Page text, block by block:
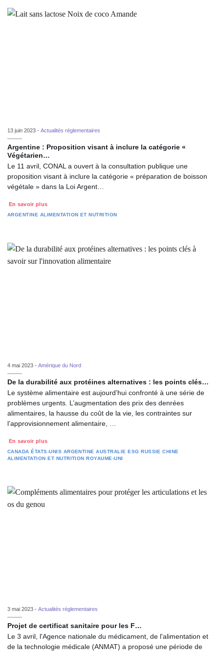
13 juin 2023 - Actualités réglementaires
Argentine : Proposition visant à inclure la catégorie «
Végétarien…
Le 11 avril, CONAL a ouvert à la consultation publique une
proposition visant à inclure la catégorie « préparation de boisson
végétale » dans la Loi Argent…
En savoir plus
ARGENTINE ALIMENTATION ET NUTRITION
4 mai 2023 - Amérique du Nord
De la durabilité aux protéines alternatives : les points clés…
Le système alimentaire est aujourd’hui confronté à une série de
problèmes urgents. L’augmentation des prix des denrées
alimentaires, la hausse du coût de la vie, les contraintes sur
l’approvisionnement alimentaire, …
En savoir plus
CANADA ÉTATS-UNIS ARGENTINE AUSTRALIE ESG RUSSIE CHINE
ALIMENTATION ET NUTRITION ROYAUME-UNI
3 mai 2023 - Actualités réglementaires
Projet de certificat sanitaire pour les F…
Le 3 avril, l'Agence nationale du médicament, de l'alimentation et
de la technologie médicale (ANMAT) a proposé une période de